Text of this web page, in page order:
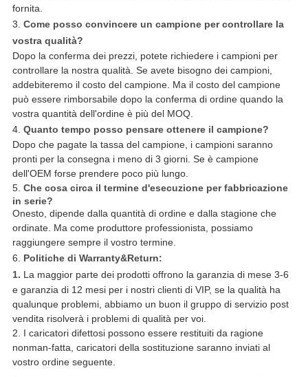
fornita.
3. Come posso convincere un campione per controllare la
vostra qualità?
Dopo la conferma dei prezzi, potete richiedere i campioni per
controllare la nostra qualità. Se avete bisogno dei campioni,
addebiteremo il costo del campione. Ma il costo del campione
può essere rimborsabile dopo la conferma di ordine quando la
vostra quantità dell'ordine è più del MOQ.
4. Quanto tempo posso pensare ottenere il campione?
Dopo che pagate la tassa del campione, i campioni saranno
pronti per la consegna i meno di 3 giorni. Se è campione
dell'OEM forse prendere poco più lungo.
5. Che cosa circa il termine d'esecuzione per fabbricazione
in serie?
Onesto, dipende dalla quantità di ordine e dalla stagione che
ordinate. Ma come produttore professionista, possiamo
raggiungere sempre il vostro termine.
6. Politiche di Warranty&Return:
1. La maggior parte dei prodotti offrono la garanzia di mese 3-6
e garanzia di 12 mesi per i nostri clienti di VIP, se la qualità ha
qualunque problemi, abbiamo un buon il gruppo di servizio post
vendita risolverà i problemi di qualità per voi.
2. I caricatori difettosi possono essere restituiti da ragione
nonman-fatta, caricatori della sostituzione saranno inviati al
vostro ordine seguente.